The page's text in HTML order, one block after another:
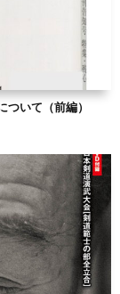
いて（前編）